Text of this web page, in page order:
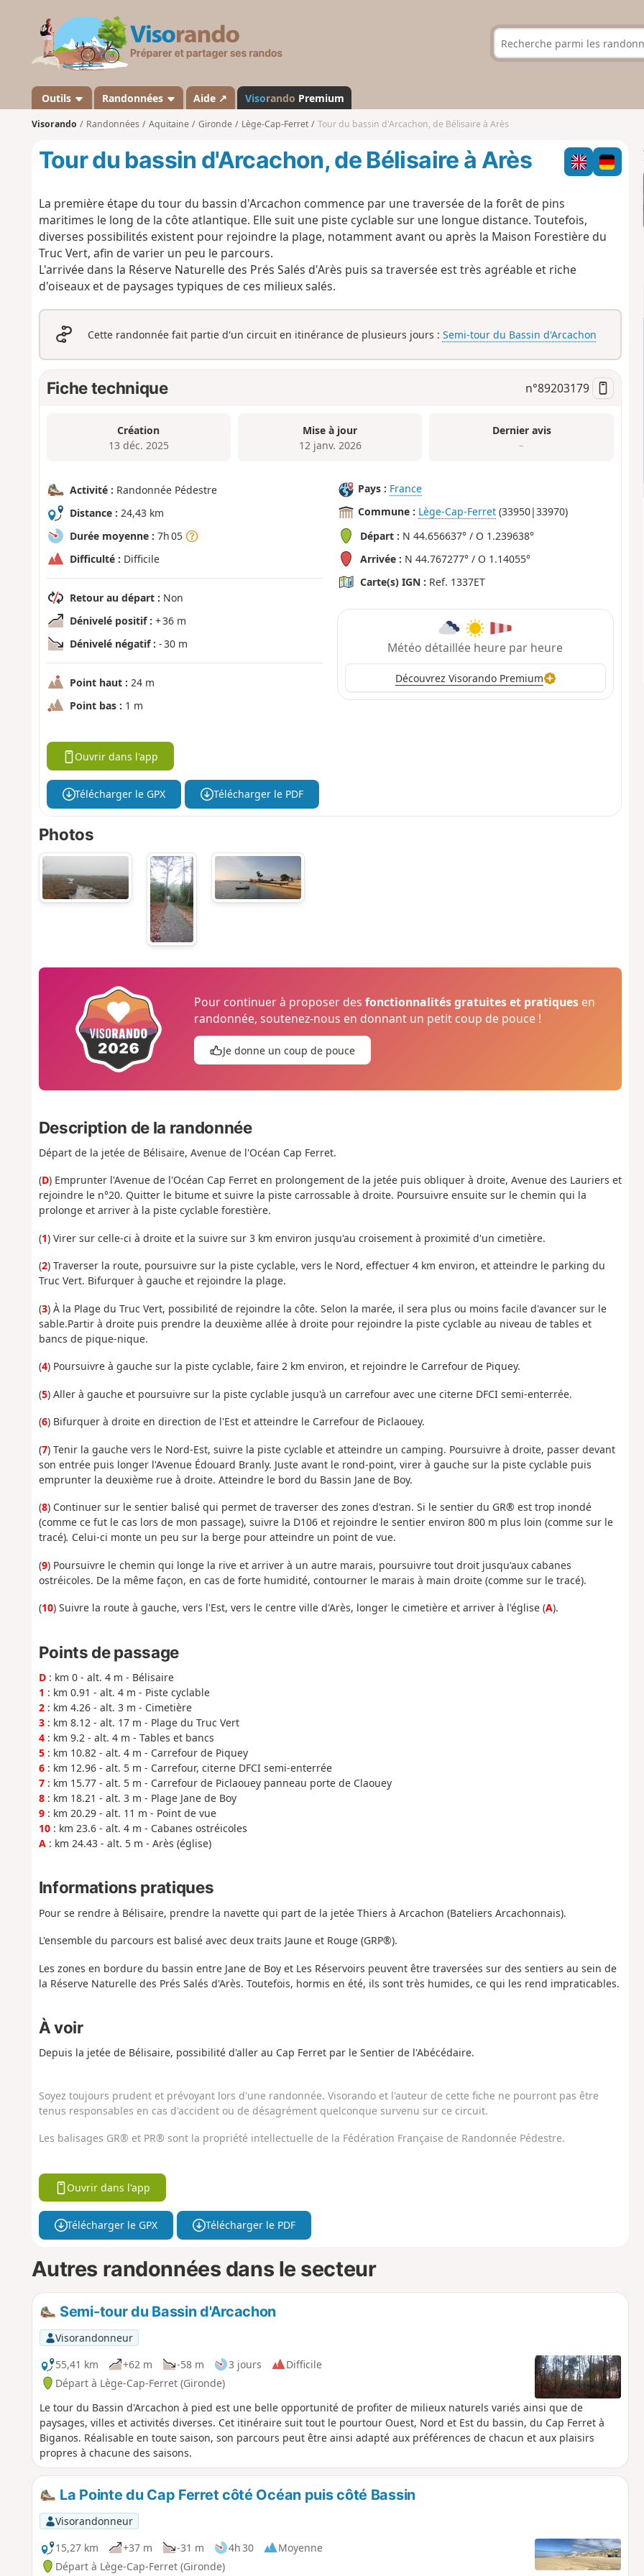
s
a
n
d
Outils Randonnées Aide ↗ Visorando Premium
Visorando Randonnées Aquitaine Gironde Lège-Cap-Ferret Tour du bassin d'Arcachon, de Bélisaire à Arès
Tour du bassin d'Arcachon, de Bélisaire à Arès
La première étape du tour du bassin d'Arcachon commence par une traversée de la forêt de pins
maritimes le long de la côte atlantique. Elle suit une piste cyclable sur une longue distance. Toutefois,
diverses possibilités existent pour rejoindre la plage, notamment avant ou après la Maison Forestière du
Truc Vert, afin de varier un peu le parcours.
L'arrivée dans la Réserve Naturelle des Prés Salés d'Arès puis sa traversée est très agréable et riche
d'oiseaux et de paysages typiques de ces milieux salés.
Cette randonnée fait partie d'un circuit en itinérance de plusieurs jours : Semi-tour du Bassin d'Arcachon
Fiche technique n°89203179
Création
13 déc. 2025
Mise à jour
12 janv. 2026
Dernier avis
–
Activité : Randonnée Pédestre
Distance : 24,43 km
Durée moyenne : 7h 05
Difficulté : Difficile
Retour au départ : Non
Dénivelé positif : + 36 m
Dénivelé négatif : - 30 m
Point haut : 24 m
Point bas : 1 m
Pays : France
Commune : Lège-Cap-Ferret (33950|33970)
Départ : N 44.656637° / O 1.239638°
Arrivée : N 44.767277° / O 1.14055°
Carte(s) IGN : Ref. 1337ET
Météo détaillée heure par heure
Découvrez Visorando Premium
Ouvrir dans l'app
Télécharger le GPX Télécharger le PDF
Photos
Pour continuer à proposer desfonctionnalités gratuites et pratiques en
randonnée, soutenez-nous en donnant un petit coup de pouce !
Je donne un coup de pouce
Description de la randonnée
Départ de la jetée de Bélisaire, Avenue de l'Océan Cap Ferret.
(D) Emprunter l'Avenue de l'Océan Cap Ferret en prolongement de la jetée puis obliquer à droite, Avenue des Lauriers et
rejoindre le n°20. Quitter le bitume et suivre la piste carrossable à droite. Poursuivre ensuite sur le chemin qui la
prolonge et arriver à la piste cyclable forestière.
(1) Virer sur celle-ci à droite et la suivre sur 3 km environ jusqu'au croisement à proximité d'un cimetière.
(2) Traverser la route, poursuivre sur la piste cyclable, vers le Nord, effectuer 4 km environ, et atteindre le parking du
Truc Vert. Bifurquer à gauche et rejoindre la plage.
(3) À la Plage du Truc Vert, possibilité de rejoindre la côte. Selon la marée, il sera plus ou moins facile d'avancer sur le
sable.Partir à droite puis prendre la deuxième allée à droite pour rejoindre la piste cyclable au niveau de tables et
bancs de pique-nique.
(4) Poursuivre à gauche sur la piste cyclable, faire 2 km environ, et rejoindre le Carrefour de Piquey.
(5) Aller à gauche et poursuivre sur la piste cyclable jusqu'à un carrefour avec une citerne DFCI semi-enterrée.
(6) Bifurquer à droite en direction de l'Est et atteindre le Carrefour de Piclaouey.
(7) Tenir la gauche vers le Nord-Est, suivre la piste cyclable et atteindre un camping. Poursuivre à droite, passer devant
son entrée puis longer l'Avenue Édouard Branly. Juste avant le rond-point, virer à gauche sur la piste cyclable puis
emprunter la deuxième rue à droite. Atteindre le bord du Bassin Jane de Boy.
(8) Continuer sur le sentier balisé qui permet de traverser des zones d'estran. Si le sentier du GR® est trop inondé
(comme ce fut le cas lors de mon passage), suivre la D106 et rejoindre le sentier environ 800 m plus loin (comme sur le
tracé). Celui-ci monte un peu sur la berge pour atteindre un point de vue.
(9) Poursuivre le chemin qui longe la rive et arriver à un autre marais, poursuivre tout droit jusqu'aux cabanes
ostréicoles. De la même façon, en cas de forte humidité, contourner le marais à main droite (comme sur le tracé).
(10) Suivre la route à gauche, vers l'Est, vers le centre ville d'Arès, longer le cimetière et arriver à l'église (A).
Points de passage
D: km 0 - alt. 4 m - Bélisaire
1 : km 0.91 - alt. 4 m - Piste cyclable
2: km 4.26 - alt. 3 m - Cimetière
3: km 8.12 - alt. 17 m - Plage du Truc Vert
4: km 9.2 - alt. 4 m - Tables et bancs
5: km 10.82 - alt. 4 m - Carrefour de Piquey
6: km 12.96 - alt. 5 m - Carrefour, citerne DFCI semi-enterrée
7: km 15.77 - alt. 5 m - Carrefour de Piclaouey panneau porte de Claouey
8: km 18.21 - alt. 3 m - Plage Jane de Boy
9: km 20.29 - alt. 11 m - Point de vue
10: km 23.6 - alt. 4 m - Cabanes ostréicoles
A: km 24.43 - alt. 5 m - Arès (église)
Informations pratiques
Pour se rendre à Bélisaire, prendre la navette qui part de la jetée Thiers à Arcachon (Bateliers Arcachonnais).
L'ensemble du parcours est balisé avec deux traits Jaune et Rouge (GRP®).
Les zones en bordure du bassin entre Jane de Boy et Les Réservoirs peuvent être traversées sur des sentiers au sein de
la Réserve Naturelle des Prés Salés d'Arès. Toutefois, hormis en été, ils sont très humides, ce qui les rend impraticables.
À voir
Depuis la jetée de Bélisaire, possibilité d'aller au Cap Ferret par le Sentier de l'Abécédaire.
Soyez toujours prudent et prévoyant lors d'une randonnée. Visorando et l'auteur de cette fiche ne pourront pas être
tenus responsables en cas d'accident ou de désagrément quelconque survenu sur ce circuit.
Les balisages GR® et PR® sont la propriété intellectuelle de la Fédération Française de Randonnée Pédestre.
Ouvrir dans l'app
Télécharger le GPX Télécharger le PDF
Autres randonnées dans le secteur
Semi-tour du Bassin d'Arcachon
Visorandonneur
55,41 km
+62 m -58 m 3 jours
Difficile
Départ à Lège-Cap-Ferret (Gironde)
Le tour du Bassin d'Arcachon à pied est une belle opportunité de profiter de milieux naturels variés ainsi que de
paysages, villes et activités diverses. Cet itinéraire suit tout le pourtour Ouest, Nord et Est du bassin, du Cap Ferret à
Biganos. Réalisable en toute saison, son parcours peut être ainsi adapté aux préférences de chacun et aux plaisirs
propres à chacune des saisons.
La Pointe du Cap Ferret côté Océan puis côté Bassin
Visorandonneur
15,27 km
+37 m -31 m 4h 30
Moyenne
Départ à Lège-Cap-Ferret (Gironde)